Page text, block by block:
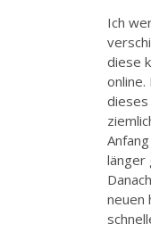
Ich
diese
online.
länger
neuen